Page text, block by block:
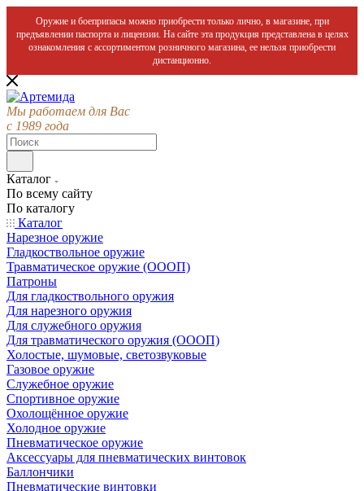
Оружие и боеприпасы можно приобрести только лично, в магазине, при
предъявлении паспорта и лицензии. На сайте эта продукция представлена в целях
ознакомления с ассортиментом розничного магазина, ее нельзя приобрести
дистанционно.
Мы работаем для Вас
с 1989 года
Каталог
По всему сайту
По каталогу
Каталог
Нарезное оружие
Гладкоствольное оружие
Травматическое оружие (ОООП)
Патроны
Для гладкоствольного оружия
Для нарезного оружия
Для служебного оружия
Для травматического оружия (ОООП)
Холостые, шумовые, светозвуковые
Газовое оружие
Служебное оружие
Спортивное оружие
Охолощённое оружие
Холодное оружие
Пневматическое оружие
Аксессуары для пневматических винтовок
Баллончики
Пневматические винтовки